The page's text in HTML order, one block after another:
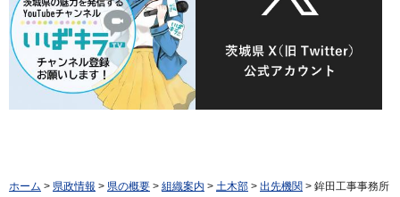
ホーム > 県政情報 > 県の概要 > 組織案内 > 土木部 > 出先機関 > 鉾田工事事務所